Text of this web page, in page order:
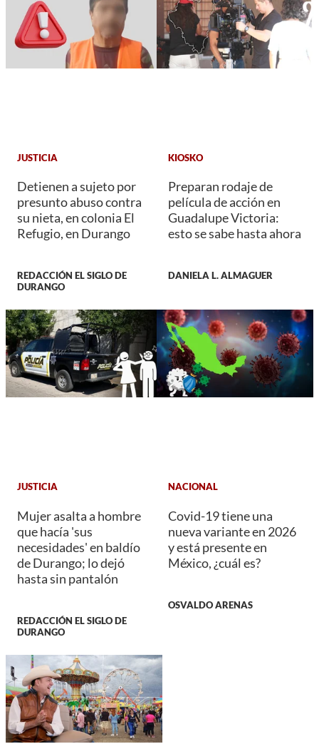
JUSTICIA
Detienen a sujeto por
presunto abuso contra
su nieta, en colonia El
Refugio, en Durango
REDACCIÓN EL SIGLO DE
DURANGO
KIOSKO
Preparan rodaje de
película de acción en
Guadalupe Victoria:
esto se sabe hasta ahora
DANIELA L. ALMAGUER
JUSTICIA
Mujer asalta a hombre
que hacía 'sus
necesidades' en baldío
de Durango; lo dejó
hasta sin pantalón
REDACCIÓN EL SIGLO DE
DURANGO
NACIONAL
Covid-19 tiene una
nueva variante en 2026
y está presente en
México, ¿cuál es?
OSVALDO ARENAS